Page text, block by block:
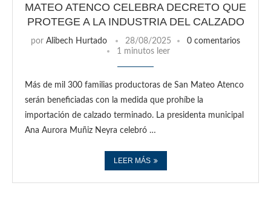
MATEO ATENCO CELEBRA DECRETO QUE
PROTEGE A LA INDUSTRIA DEL CALZADO
por Alibech Hurtado 28/08/2025
0 comentarios
1 minutos leer
Más de mil 300 familias productoras de San Mateo Atenco
serán beneficiadas con la medida que prohíbe la
importación de calzado terminado. La presidenta municipal
Ana Aurora Muñiz Neyra celebró …
LEER MÁS